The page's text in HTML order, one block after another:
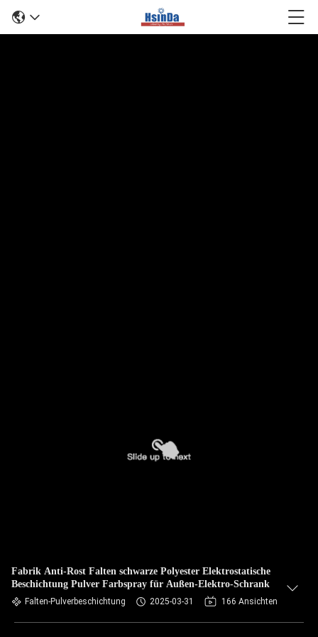
Fabrik Anti-Rost Falten schwarze Polyester Elektrostatische
Beschichtung Pulver Farbspray für Außen-Elektro-Schrank
Falten-Pulverbeschichtung 2025-03-31 166 Ansichten